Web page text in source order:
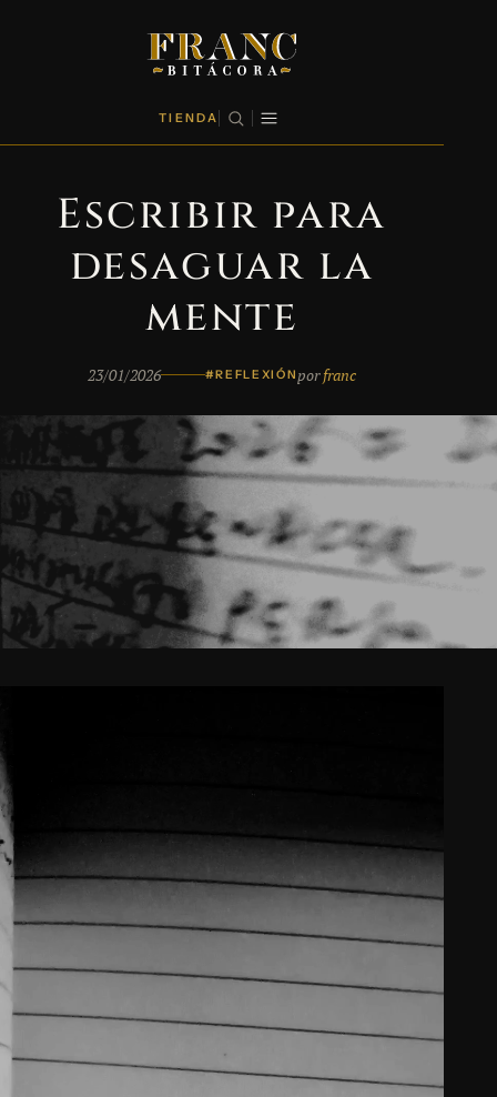
TIENDA
Escribir para
desaguar la
mente
23/01/2026 #REFLEXIÓNporfranc